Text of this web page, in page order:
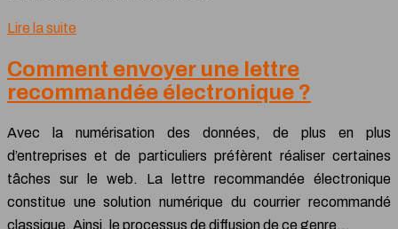
Lire la suite
Comment envoyer une lettre
recommandée électronique ?
Avec la numérisation des données, de plus en plus
d’entreprises et de particuliers préfèrent réaliser certaines
tâches sur le web. La lettre recommandée électronique
constitue une solution numérique du courrier recommandé
classique. Ainsi, le processus de diffusion de ce genre…